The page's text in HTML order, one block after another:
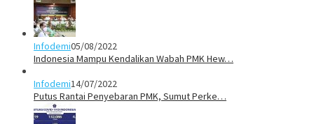
Infodemi05/08/2022
Indonesia Mampu Kendalikan Wabah PMK Hew…
Infodemi14/07/2022
Putus Rantai Penyebaran PMK, Sumut Perke…